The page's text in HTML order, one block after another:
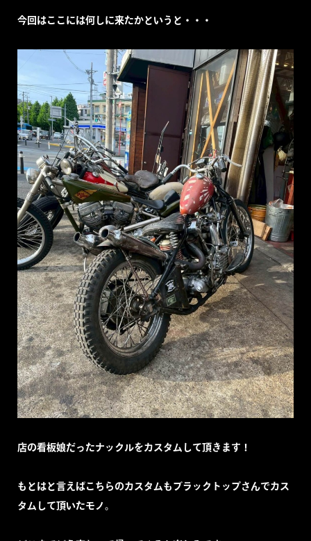
今回はここには何しに来たかというと・・・
店の看板娘だったナックルをカスタムして頂きます！
もとはと言えばこちらのカスタムもブラックトップさんでカス
タムして頂いたモノ。